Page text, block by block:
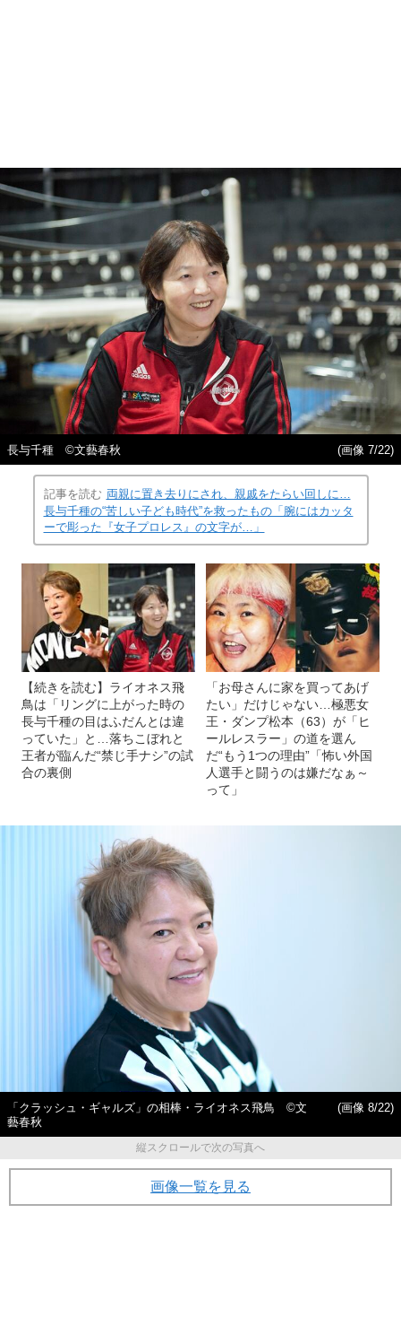
長与千種 ©文藝春秋 (画像 7/22)
記事を読む 両親に置き去りにされ、親戚をたらい回しに…
長与千種の“苦しい子ども時代”を救ったもの「腕にはカッタ
ーで彫った『女子プロレス』の文字が…」
【続きを読む】ライオネス飛
鳥は「リングに上がった時の
長与千種の目はふだんとは違
っていた」と…落ちこぼれと
王者が臨んだ“禁じ手ナシ”の試
合の裏側
「お母さんに家を買ってあげ
たい」だけじゃない…極悪女
王・ダンプ松本（63）が「ヒ
ールレスラー」の道を選ん
だ“もう1つの理由”「怖い外国
人選手と闘うのは嫌だなぁ～
って」
「クラッシュ・ギャルズ」の相棒・ライオネス飛鳥 ©文
藝春秋
(画像 8/22)
縦スクロールで次の写真へ
画像一覧を見る